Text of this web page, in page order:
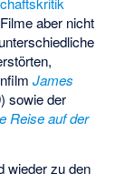
aber nicht
James
sowie der
Reise auf der
wieder zu den